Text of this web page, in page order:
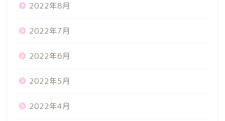
2022年8月
2022年7月
2022年6月
2022年5月
2022年4月